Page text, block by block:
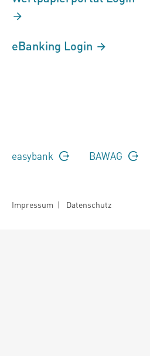
eBanking Login
easybank BAWAG
Impressum | Datenschutz